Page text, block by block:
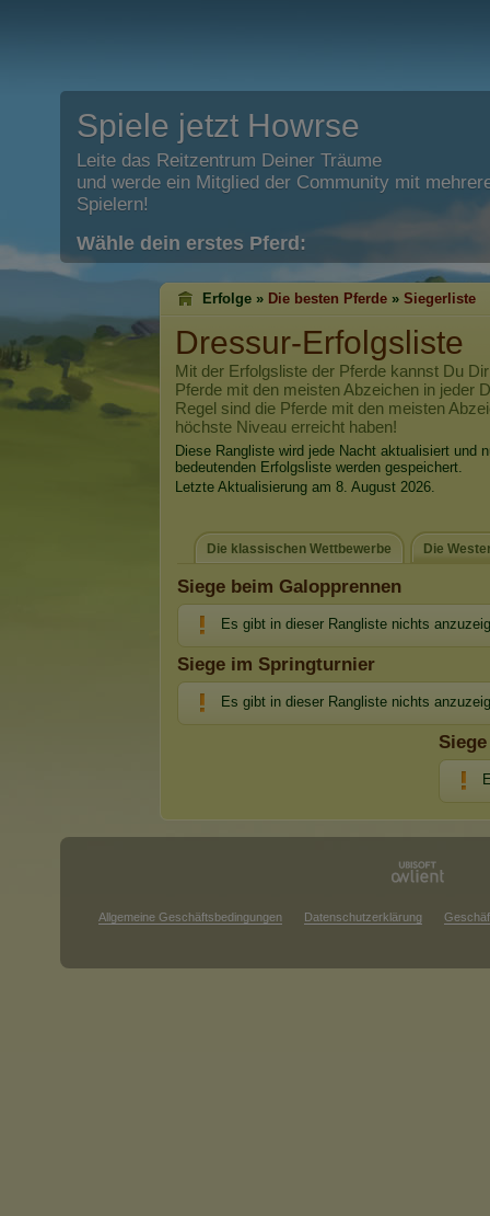
Spiele jetzt Howrse
Leite das Reitzentrum Deiner Träume
und werde ein Mitglied der Community mit
Spielern!
Wähle dein erstes Pferd:
Erfolge » Die besten Pferde » Siegerliste
Dressur-Erfolgsliste
Mit der Erfolgsliste der Pferde kannst Du
Pferde mit den meisten Abzeichen in jeder
Regel sind die Pferde mit den meisten
höchste Niveau erreicht haben!
Diese Rangliste wird jede Nacht aktualisiert und
bedeutenden Erfolgsliste werden gespeichert.
Letzte Aktualisierung am 8. August 2026.
Die klassischen Wettbewerbe Die
Siege beim Galopprennen
Es gibt in dieser Rangliste nichts
Siege im Springturnier
Es gibt in dieser Rangliste nichts
Allgemeine Geschäftsbedingungen Datenschutzerklärung